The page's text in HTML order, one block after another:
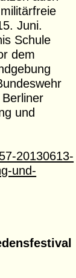
Juni.
Schule
dem
und
20130613-
und-